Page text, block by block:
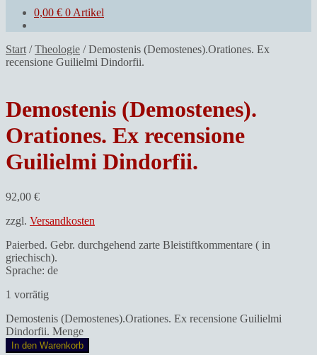
0,00 € 0 Artikel
Start /Theologie /Demostenis (Demostenes).Orationes. Ex
recensione Guilielmi Dindorfii.
Demostenis (Demostenes).
Orationes. Ex recensione
Guilielmi Dindorfii.
92,00 €
zzgl. Versandkosten
Paierbed. Gebr. durchgehend zarte Bleistiftkommentare ( in
griechisch).
Sprache: de
1 vorrätig
Demostenis (Demostenes).Orationes. Ex recensione Guilielmi
Dindorfii. Menge
In den Warenkorb